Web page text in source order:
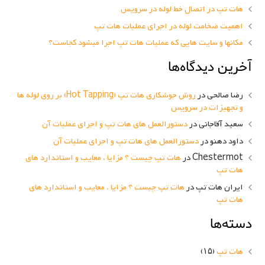
هات تپ در اتصال خط لوله در سرویس
اهمیت ضخامت لوله در اجرای عملیات هات تپ
مکانها و سایت هایی که عملیات هات تپ اجرا میشود کجاست؟
آخرین دیدگاه‌ها
رضا صالحیدر
روش جوشکاری هات تپ (Hot Tapping) بر روی لوله ها
و تجهیزات در سرویس
سعید آقاجانیدردستورالعمل های هات تپ و اجرای عملیات آن
داود دهنودردستورالعمل های هات تپ و اجرای عملیات آن
Chestermotدرهات تپ چیست ؟ مزایا ، معایب و استاندارد های
هات تپ
ایران هات تپدرهات تپ چیست ؟ مزایا ، معایب و استاندارد های
هات تپ
دسته‌ها
هات تپ(۱۵)